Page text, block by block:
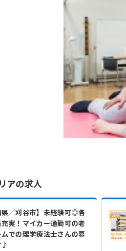
アの求人
／刈谷市】未経験可◎各
実！マイカー通勤可の老
での理学療法士さんの募
♪